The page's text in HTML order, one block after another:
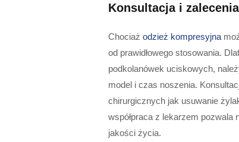
Konsultacja i
Chociaż odzież kompresyjna
od prawidłowego stosowania.
podkolanówek uciskowych,
model i czas noszenia.
chirurgicznych jak usuwanie
współpraca z lekarzem pozwala
jakości życia.